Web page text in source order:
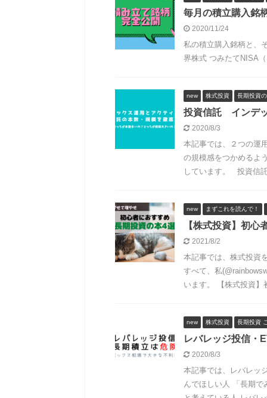
毎月の積立購入銘
2020/11/24
私の積立購入銘柄と、
界株式 つみたてNISA
new 株式投資 長期投資
投資信託 インデ
2020/8/3
本記事では、２つの運
の規模感をつかめるよ
しています。 投資信
new まずこれを読んで！
【株式投資】初
2021/8/2
本記事では、株式投資
すべて、私
います。 【株式投資】
new 株式投資 長期投資
レバレッジ投信・
2020/8/3
本記事では、レバレッ
んでほしい人 「長期で